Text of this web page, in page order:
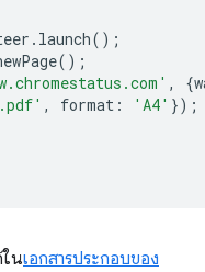
. launch();
();
, {
, format : 'A4' });
นเอกสารประกอบของ